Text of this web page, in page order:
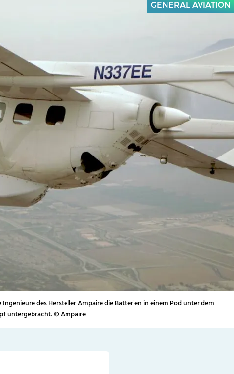
GENERAL AVIATION
des Hersteller Ampaire die Batterien in einem Pod unter dem
untergebracht. © Ampaire